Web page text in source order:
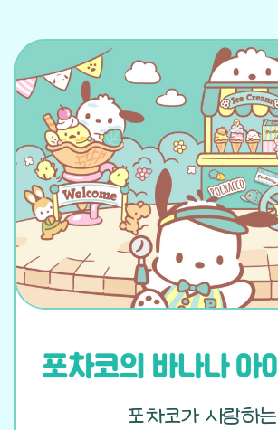
포차코가 사랑하는